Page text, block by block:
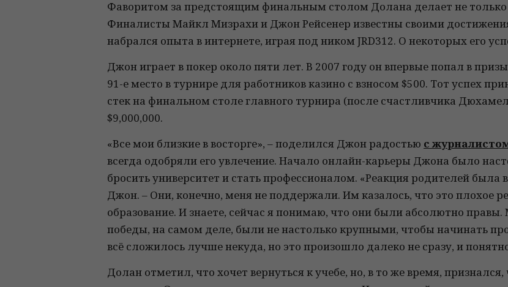
Фаворитом за предстоящим финальным столом Долана делает не
Финалисты Майкл Мизрахи и Джон Рейсенер известны своими
набрался опыта в интернете, играя под ником JRD312. О некоторых его
Джон играет в покер около пяти лет. В 2007 году он впервые попал в
91-е место в турнире для работников казино с взносом $500. Тот успех
стек на финальном столе главного турнира (после счастливчика
$9,000,000.
«Все мои близкие в восторге», – поделился Джон радостью с
всегда одобряли его увлечение. Начало онлайн-карьеры Джона было
бросить университет и стать профессионалом. «Реакция родителей была
Джон. – Они, конечно, меня не поддержали. Им казалось, что это плохое
образование. И знаете, сейчас я понимаю, что они были абсолютно
победы, на самом деле, были не настолько крупными, чтобы начинать
всё сложилось лучше некуда, но это произошло далеко не сразу, и
Долан отметил, что хочет вернуться к учебе, но, в то же время,